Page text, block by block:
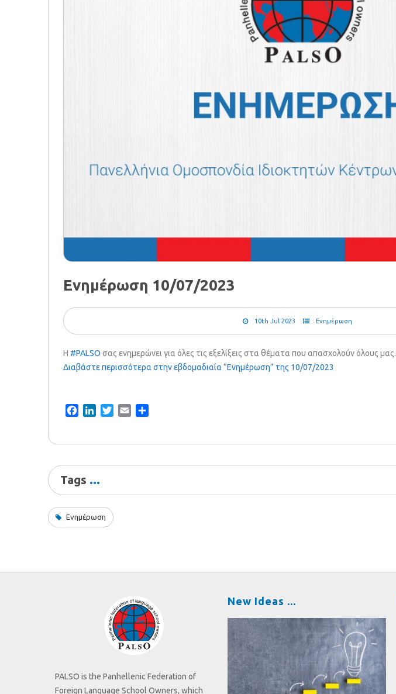
Ενημέρωση 10/07/2023
10th Jul 2023 Ενημέρωση
Η #PALSO σας ενημερώνει για όλες τις εξελίξεις στα θέματα που απασχολούν όλους μας.
Διαβάστε περισσότερα στην εβδομαδιαία “Ενημέρωση” της 10/07/2023
FacebookLinkedInTwitterEmail
Tags
Ενημέρωση
PALSO is the Panhellenic Federation of
Foreign Language School Owners, which
New Ideas